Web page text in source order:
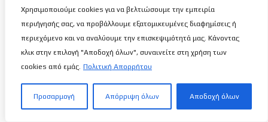
Χρησιμοποιούμε cookies για να βελτιώσουμε την εμπειρία
περιήγησής σας, να προβάλλουμε εξατομικευμένες διαφημίσεις ή
περιεχόμενο και να αναλύουμε την επισκεψιμότητά μας. Κάνοντας
κλικ στην επιλογή "Αποδοχή όλων", συναινείτε στη χρήση των
cookies από εμάς. Πολιτική Απορρήτου
Προσαρμογή Απόρριψη όλων Αποδοχή όλων
Κανένα μα κανένα κείμενο σε αυτήν την ιστοσελίδα, δεν
θα είναιανώνυμο!
καλαθόσφαιρα | ιστορία | πνεύμα | πολιτεία